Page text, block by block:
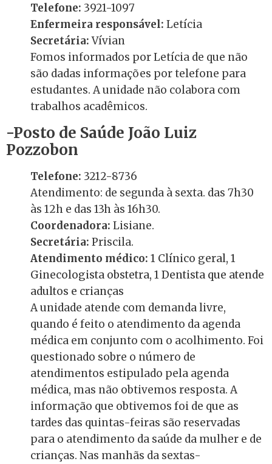
Telefone: 3921-1097
Enfermeira responsável: Letícia
Secretária:Vívian
Fomos informados por Letícia de que não
são dadas informações por telefone para
estudantes. A unidade não colabora com
trabalhos acadêmicos.
-Posto de Saúde João Luiz
Pozzobon
Telefone: 3212-8736
Atendimento: de segunda à sexta. das 7h30
às 12h e das 13h às 16h30.
Coordenadora: Lisiane.
Secretária: Priscila.
Atendimento médico: 1 Clínico geral, 1
Ginecologista obstetra, 1 Dentista que atende
adultos e crianças
A unidade atende com demanda livre,
quando é feito o atendimento da agenda
médica em conjunto com o acolhimento. Foi
questionado sobre o número de
atendimentos estipulado pela agenda
médica, mas não obtivemos resposta. A
informação que obtivemos foi de que as
tardes das quintas-feiras são reservadas
para o atendimento da saúde da mulher e de
crianças. Nas manhãs da sextas-